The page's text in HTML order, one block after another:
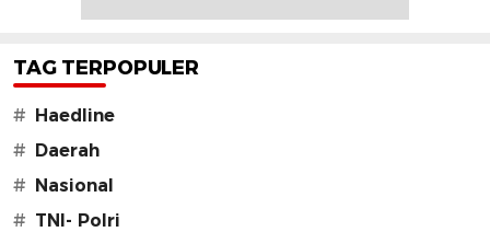
TAG TERPOPULER
# Haedline
# Daerah
# Nasional
# TNI- Polri